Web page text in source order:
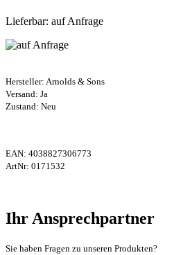
Lieferbar: auf Anfrage
Hersteller: Arnolds & Sons
Versand: Ja
Zustand: Neu
EAN: 4038827306773
ArtNr: 0171532
Ihr Ansprechpartner
Sie haben Fragen zu unseren Produkten?